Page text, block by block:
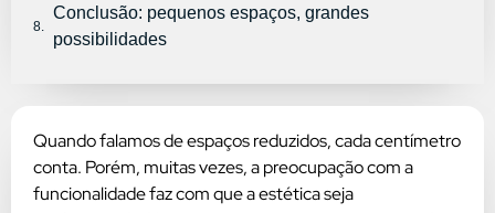
Conclusão: pequenos espaços, grandes
possibilidades
Quando falamos de espaços reduzidos, cada centímetro
conta. Porém, muitas vezes, a preocupação com a
funcionalidade faz com que a estética seja